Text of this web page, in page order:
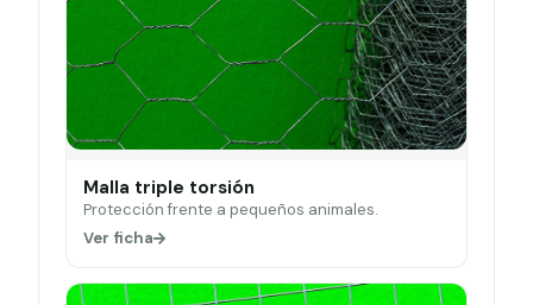
Malla triple torsión
Protección frente a pequeños animales.
Ver ficha